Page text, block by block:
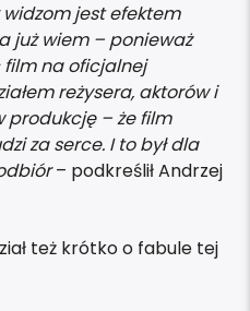
jest efektem
już wiem – ponieważ
film na oficjalnej
reżysera, aktorów i
produkcję – że film
za serce. I to był dla
– podkreślił Andrzej
też krótko o fabule tej